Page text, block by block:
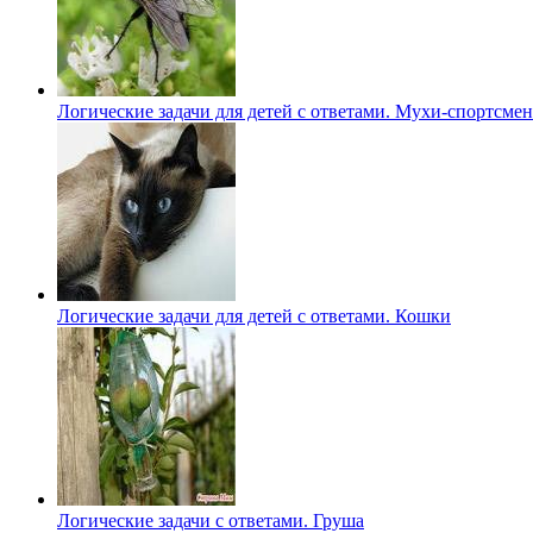
Логические задачи для детей с ответами. Мухи-
Логические задачи для детей с ответами. Кошки
Логические задачи с ответами. Груша